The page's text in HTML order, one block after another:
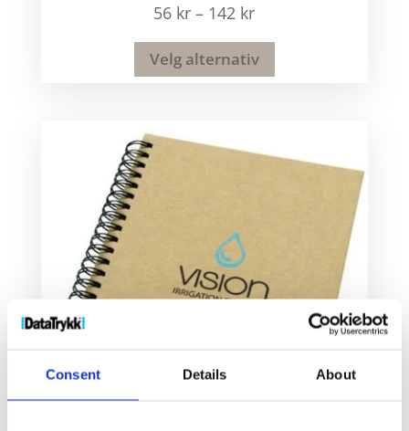
Consent Details About
56 kr – 142 kr
Velg alternativ